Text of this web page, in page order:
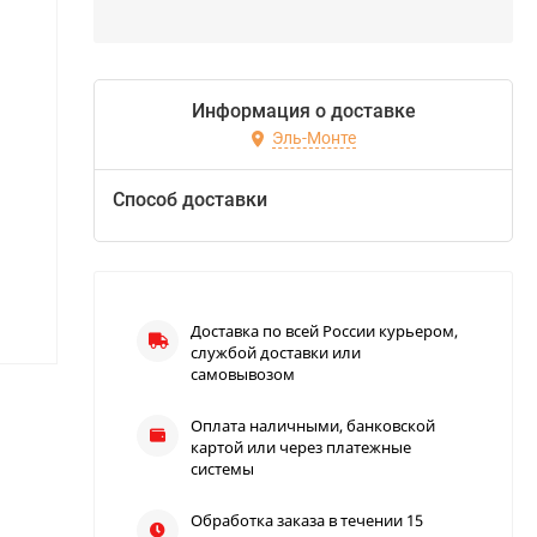
Информация о доставке
Эль-Монте
Способ доставки
Доставка по всей России курьером,
службой доставки или
самовывозом
Оплата наличными, банковской
картой или через платежные
системы
Обработка заказа в течении 15